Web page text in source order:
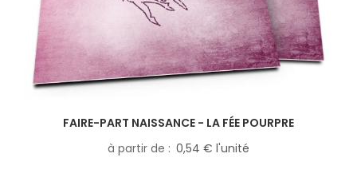
FAIRE-PART NAISSANCE - LA FÉE POURPRE
à partir de
0,54 € l'unité